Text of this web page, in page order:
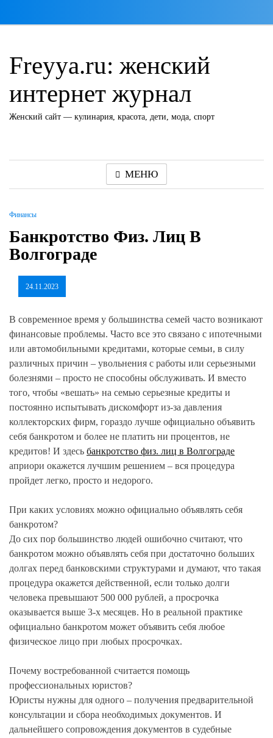
Freyya.ru: женский
интернет журнал
Женский сайт — кулинария, красота, дети, мода, спорт
МЕНЮ
Финансы
Банкротство Физ. Лиц В
Волгограде
24.11.2023
В современное время у большинства семей часто возникают
финансовые проблемы. Часто все это связано с ипотечными
или автомобильными кредитами, которые семьи, в силу
различных причин – увольнения с работы или серьезными
болезнями – просто не способны обслуживать. И вместо
того, чтобы «вешать» на семью серьезные кредиты и
постоянно испытывать дискомфорт из-за давления
коллекторских фирм, гораздо лучше официально объявить
себя банкротом и более не платить ни процентов, не
кредитов! И здесь банкротство физ. лиц в Волгограде
априори окажется лучшим решением – вся процедура
пройдет легко, просто и недорого.
При каких условиях можно официально объявлять себя
банкротом?
До сих пор большинство людей ошибочно считают, что
банкротом можно объявлять себя при достаточно больших
долгах перед банковскими структурами и думают, что такая
процедура окажется действенной, если только долги
человека превышают 500 000 рублей, а просрочка
оказывается выше 3-х месяцев. Но в реальной практике
официально банкротом может объявить себя любое
физическое лицо при любых просрочках.
Почему востребованной считается помощь
профессиональных юристов?
Юристы нужны для одного – получения предварительной
консультации и сбора необходимых документов. И
дальнейшего сопровождения документов в судебные